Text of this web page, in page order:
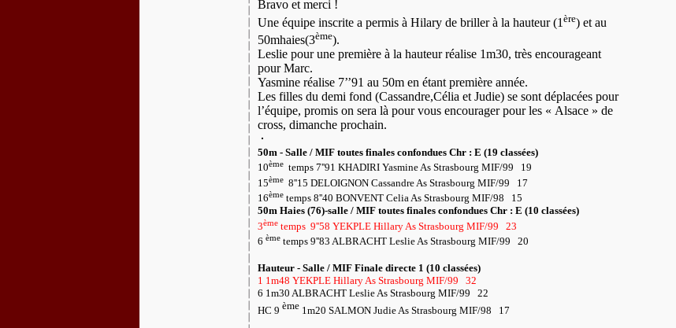
Bravo et merci !
Une équipe inscrite a permis à Hilary de briller à la hauteur (1 ère) et au
50mhaies(3ème).
Leslie pour une première à la hauteur réalise 1m30, très encourageant
pour Marc.
Yasmine réalise 7’’91 au 50m en étant première année.
Les filles du demi fond (Cassandre,Célia et Judie) se sont déplacées pour
l’équipe, promis on sera là pour vous encourager pour les « Alsace » de
cross, dimanche prochain.
50m - Salle / MIF toutes finales confondues Chr : E (19 classées)
10ème temps 7''91 KHADIRI Yasmine As Strasbourg MIF/99
19
15ème 8''15 DELOIGNON Cassandre As Strasbourg MIF/99
17
16ème temps 8''40 BONVENT Celia As Strasbourg MIF/98
15
50m Haies (76)-salle / MIF toutes finales confondues Chr : E (10 classées)
3ème temps 9''58 YEKPLE Hillary As Strasbourg MIF/99
23
6 ème temps 9''83 ALBRACHT Leslie As Strasbourg MIF/99 20
Hauteur - Salle / MIF Finale directe 1 (10 classées)
1 1m48 YEKPLE Hillary As Strasbourg MIF/99
32
6 1m30 ALBRACHT Leslie As Strasbourg MIF/99
22
HC 9 ème 1m20 SALMON Judie As Strasbourg MIF/98 17